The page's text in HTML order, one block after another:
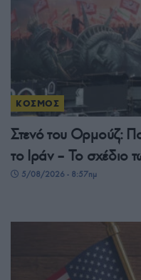
ΚΟΣΜΟΣ
Στενό του Ορμούζ:
το Ιράν – Το σχέδιο
5/08/2026 - 8:57πμ